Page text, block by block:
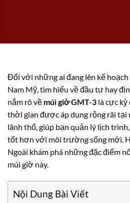
Đối với những ai đang lên kế hoạch
Nam Mỹ, tìm hiểu về đầu tư hay
nắm rõ về múi giờ GMT-3 là cực
thời gian được áp dụng rộng rãi tại
lãnh thổ, giúp bạn quản lý lịch
tốt hơn với môi trường sống mới.
Ngoài khám phá những đặc điểm
múi giờ này.
Nội Dung Bài Viết